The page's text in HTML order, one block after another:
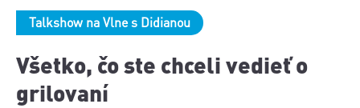
Talkshow na Vlne s Didianou
Všetko, čo ste chceli vedieť o
grilovaní